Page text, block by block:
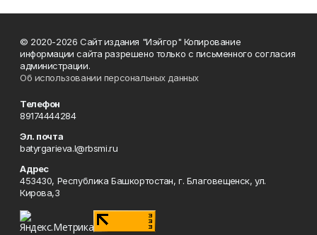
© 2020-2026 Сайт издания "Иэйгор" Копирование
информации сайта разрешено только с письменного согласия
администрации.
Об использовании персональных данных
Телефон
89174444284
Эл. почта
batyrgarieva.l@rbsmi.ru
Адрес
453430, Республика Башкортостан, г. Благовещенск, ул.
Кирова,3